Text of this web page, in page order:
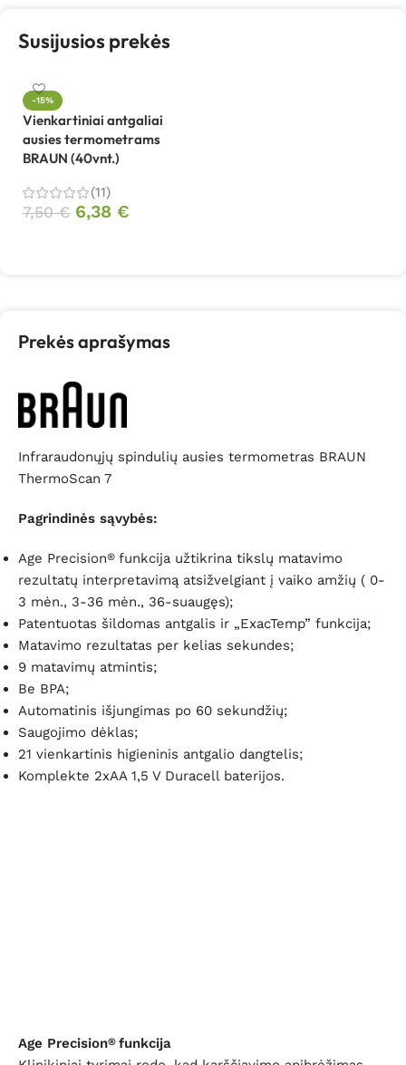
Susijusios prekės
-15%
Vienkartiniai antgaliai
ausies termometrams
BRAUN (40vnt.)
(11)
7,50€ 6,38 €
Prekės aprašymas
Infraraudonųjų spindulių ausies termometras BRAUN
ThermoScan 7
Pagrindinės sąvybės:
Age Precision® funkcija užtikrina tikslų matavimo
rezultatų interpretavimą atsižvelgiant į vaiko amžių ( 0-
3 mėn., 3-36 mėn., 36-suaugęs);
Patentuotas šildomas antgalis ir „ExacTemp” funkcija;
Matavimo rezultatas per kelias sekundes;
9 matavimų atmintis;
Be BPA;
Automatinis išjungimas po 60 sekundžių;
Saugojimo dėklas;
21 vienkartinis higieninis antgalio dangtelis;
Komplekte 2xAA 1,5 V Duracell baterijos.
Age Precision® funkcija